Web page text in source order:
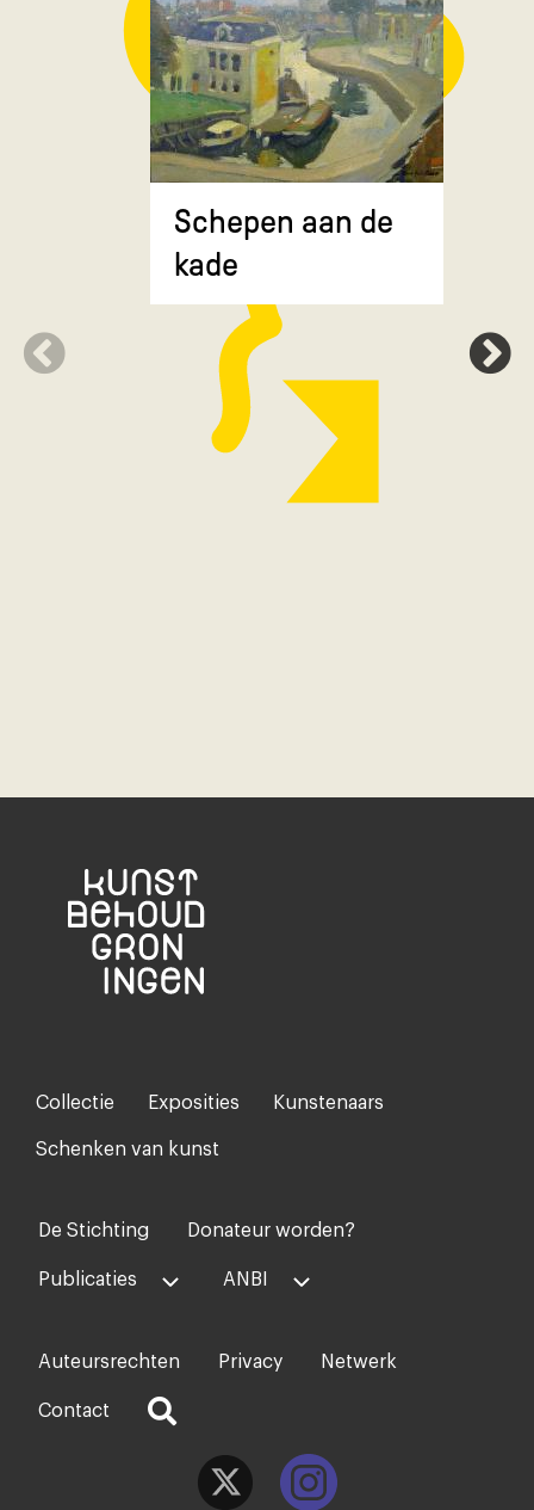
Schepen aan de
kade
Footer-
menu
Collectie Exposities Kunstenaars
Schenken van kunst
Voet
midden
De Stichting Donateur worden?
Publicaties ANBI
Voet
rechts
Auteursrechten Privacy Netwerk
Contact